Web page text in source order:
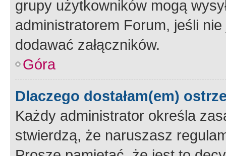
grupy użytkowników mogą
administratorem Forum, jeśli
dodawać załączników.
Góra
Dlaczego dostałam(em)
Każdy administrator określa
stwierdzą, że naruszasz